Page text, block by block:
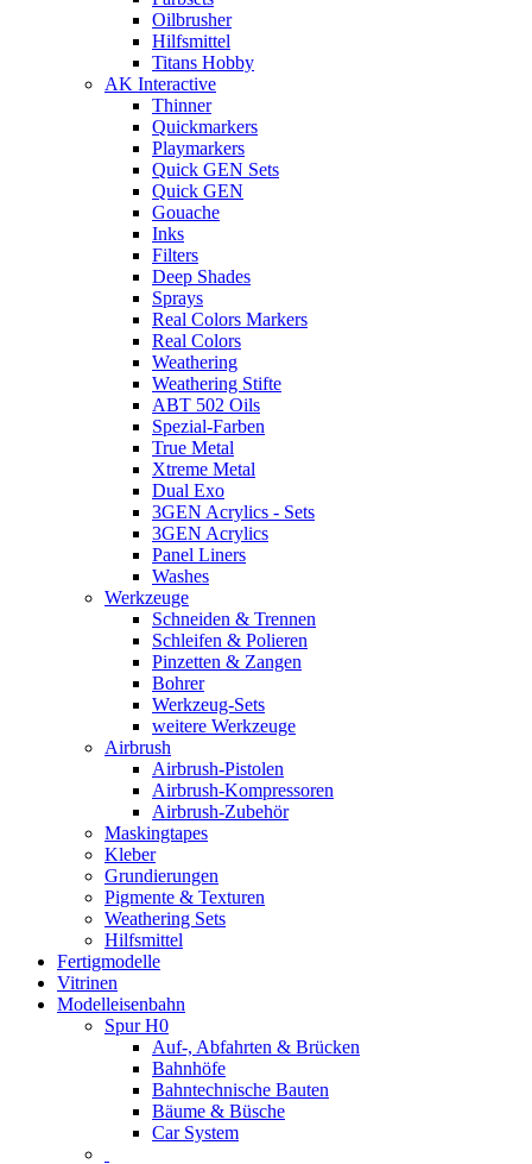
Oilbrusher
Hilfsmittel
Titans Hobby
AK Interactive
Thinner
Quickmarkers
Playmarkers
Quick GEN Sets
Quick GEN
Gouache
Inks
Filters
Deep Shades
Sprays
Real Colors Markers
Real Colors
Weathering
Weathering Stifte
ABT 502 Oils
Spezial-Farben
True Metal
Xtreme Metal
Dual Exo
3GEN Acrylics - Sets
3GEN Acrylics
Panel Liners
Washes
Werkzeuge
Schneiden & Trennen
Schleifen & Polieren
Pinzetten & Zangen
Bohrer
Werkzeug-Sets
weitere Werkzeuge
Airbrush
Airbrush-Pistolen
Airbrush-Kompressoren
Airbrush-Zubehör
Maskingtapes
Kleber
Grundierungen
Pigmente & Texturen
Weathering Sets
Hilfsmittel
Fertigmodelle
Vitrinen
Modelleisenbahn
Spur H0
Auf-, Abfahrten & Brücken
Bahnhöfe
Bahntechnische Bauten
Bäume & Büsche
Car System